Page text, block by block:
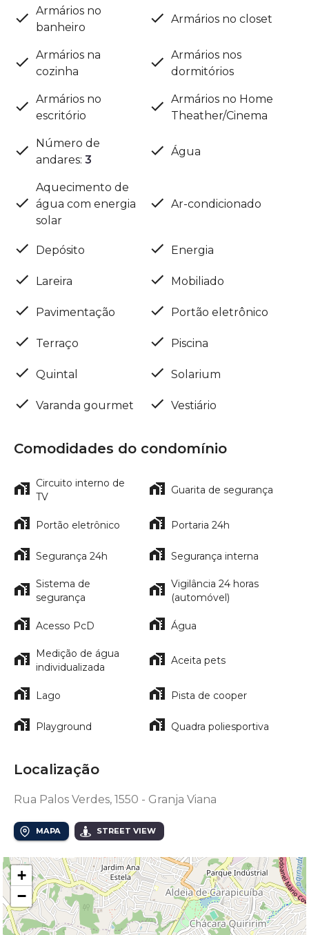
Armários no
banheiro
Armários no closet
Armários na
cozinha
Armários nos
dormitórios
Armários no
escritório
Armários no Home
Theather/Cinema
Número de
andares: 3
Água
Aquecimento de
água com energia
solar
Ar-condicionado
Depósito Energia
Lareira Mobiliado
Pavimentação Portão eletrônico
Terraço Piscina
Quintal Solarium
Varanda gourmet Vestiário
Comodidades do condomínio
Circuito interno de
TV
Guarita de segurança
Portão eletrônico Portaria 24h
Segurança 24h Segurança interna
Sistema de
segurança
Vigilância 24 horas
(automóvel)
Acesso PcD Água
Medição de água
individualizada
Aceita pets
Lago Pista de cooper
Playground Quadra poliesportiva
Localização
Rua Palos Verdes, 1550 - Granja Viana
MAPA STREET VIEW
+
−